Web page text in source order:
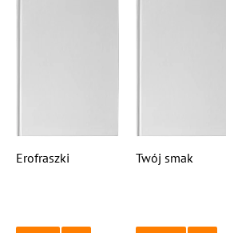
Erofraszki Twój smak